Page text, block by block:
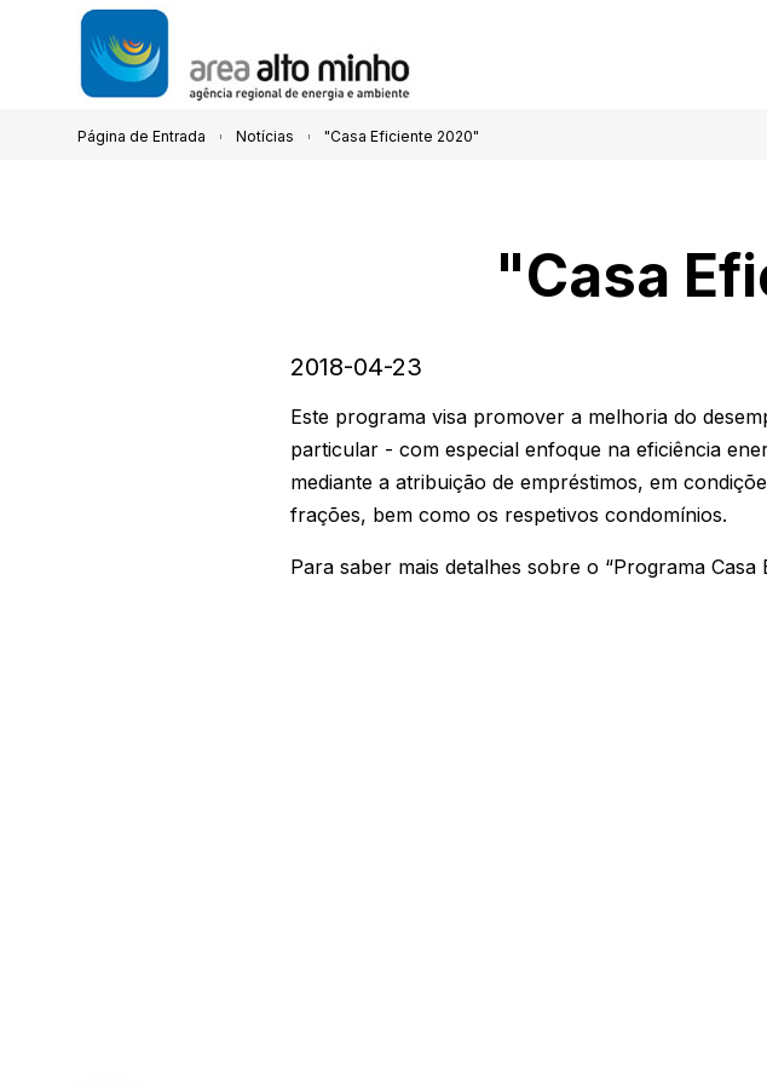
Página de Entrada Notícias "Casa Eficiente 2020"
"Casa
2018-04-23
Este programa visa promover a melhoria do
particular - com especial enfoque na eficiência
mediante a atribuição de empréstimos, em
frações, bem como os respetivos condomínios.
Para saber mais detalhes sobre o “Programa Casa